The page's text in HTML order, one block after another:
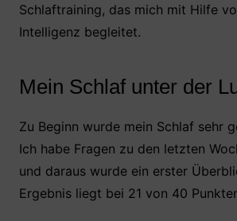
Schlaftraining, das mich mit Hilfe
Intelligenz begleitet.
Mein Schlaf unter der
Zu Beginn wurde mein Schlaf sehr
Ich habe Fragen zu den letzten
und daraus wurde ein erster
Ergebnis liegt bei 21 von 40